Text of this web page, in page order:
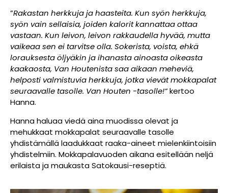
”Rakastan herkkuja ja haasteita. Kun syön herkkuja,
syön vain sellaisia, joiden kalorit kannattaa ottaa
vastaan. Kun leivon, leivon rakkaudella hyvää, mutta
vaikeaa sen ei tarvitse olla. Sokerista, voista, ehkä
lorauksesta öljyäkin ja ihanasta ainoasta oikeasta
kaakaosta, Van Houtenista saa aikaan meheviä,
helposti valmistuvia herkkuja, jotka vievät mokkapalat
seuraavalle tasolle. Van Houten -tasolle!”kertoo
Hanna.
Hanna haluaa viedä aina muodissa olevat ja
mehukkaat mokkapalat seuraavalle tasolle
yhdistämällä laadukkaat raaka-aineet mielenkiintoisiin
yhdistelmiin. Mokkapalavuoden aikana esitellään neljä
erilaista ja maukasta Satokausi-reseptiä.